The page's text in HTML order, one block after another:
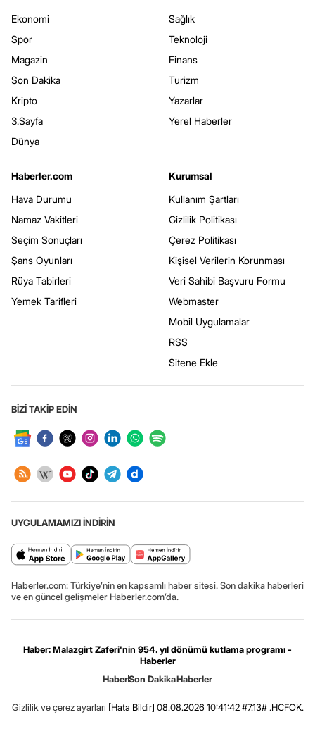
Ekonomi
Spor
Magazin
Son Dakika
Kripto
3.Sayfa
Dünya
Sağlık
Teknoloji
Finans
Turizm
Yazarlar
Yerel Haberler
Haberler.com
Hava Durumu
Namaz Vakitleri
Seçim Sonuçları
Şans Oyunları
Rüya Tabirleri
Yemek Tarifleri
Kurumsal
Kullanım Şartları
Gizlilik Politikası
Çerez Politikası
Kişisel Verilerin Korunması
Veri Sahibi Başvuru Formu
Webmaster
Mobil Uygulamalar
RSS
Sitene Ekle
BİZİ TAKİP EDİN
UYGULAMAMIZI İNDİRİN
Haberler.com: Türkiye’nin en kapsamlı haber sitesi. Son dakika haberleri
ve en güncel gelişmeler Haberler.com’da.
Haber: Malazgirt Zaferi'nin 954. yıl dönümü kutlama programı -
Haberler
HaberSon DakikaHaberler
Gizlilik ve çerez ayarları [Hata Bildir] 08.08.2026 10:41:42 #7.13# .HCFOK.